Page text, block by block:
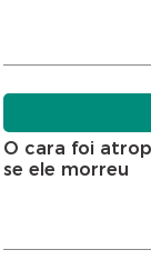
O cara foi
se ele morreu